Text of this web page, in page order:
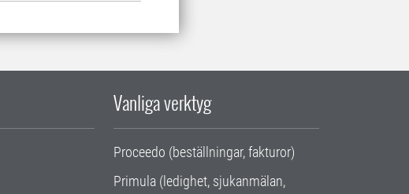
Vanliga verktyg
Proceedo (beställningar, fakturor)
Primula (ledighet, sjukanmälan,